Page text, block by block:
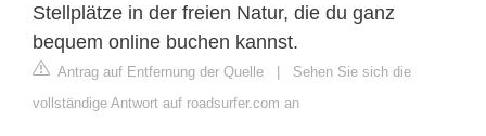
Stellplätze in der freien Natur, die du ganz
bequem online buchen kannst.
Antrag auf Entfernung der Quelle | Sehen Sie sich die
vollständige Antwort auf roadsurfer.com an